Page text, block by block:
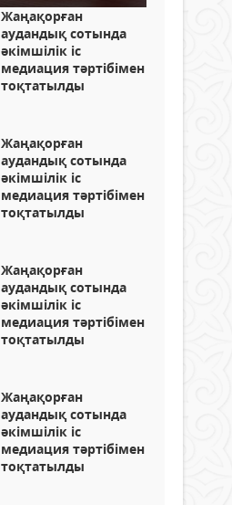
Жаңақорған
аудандық сотында
әкімшілік іс
медиация тәртібімен
тоқтатылды
Жаңақорған
аудандық сотында
әкімшілік іс
медиация тәртібімен
тоқтатылды
Жаңақорған
аудандық сотында
әкімшілік іс
медиация тәртібімен
тоқтатылды
Жаңақорған
аудандық сотында
әкімшілік іс
медиация тәртібімен
тоқтатылды